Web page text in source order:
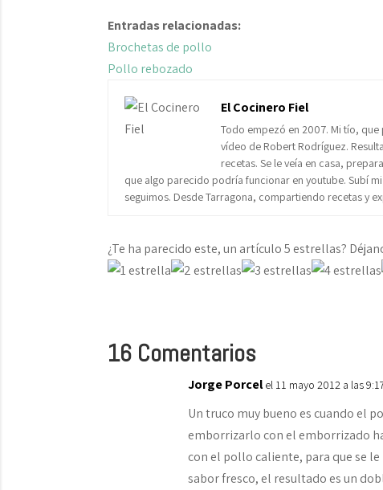
Entradas relacionadas:
Brochetas de pollo
Pollo rebozado
El Cocinero Fiel
Todo empezó en 2007. Mi tío,
vídeo de Robert Rodríguez.
recetas. Se le veía en casa,
que algo parecido podría funcionar en youtube. Subí
seguimos. Desde Tarragona, compartiendo recetas y
¿Te ha parecido este, un artículo 5 estrellas?
16 Comentarios
Jorge Porcelel 11 mayo 2012 a las
Un truco muy bueno es cuando el
emborrizarlo con el emborrizado
con el pollo caliente, para que se
sabor fresco, el resultado es un